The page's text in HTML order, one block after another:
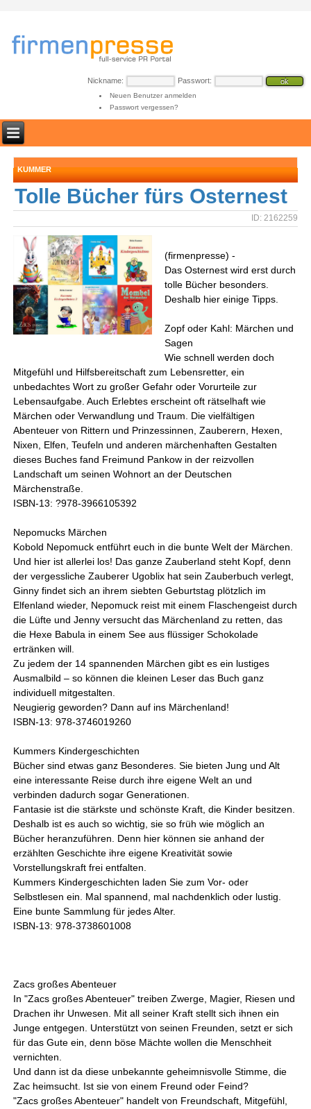
Nickname: Passwort:
Neuen Benutzer anmelden
Passwort vergessen?
KUMMER
Tolle Bücher fürs Osternest
ID: 2162259
(firmenpresse) -
Das Osternest wird erst durch
tolle Bücher besonders.
Deshalb hier einige Tipps.
Zopf oder Kahl: Märchen und
Sagen
Wie schnell werden doch
Mitgefühl und Hilfsbereitschaft zum Lebensretter, ein
unbedachtes Wort zu großer Gefahr oder Vorurteile zur
Lebensaufgabe. Auch Erlebtes erscheint oft rätselhaft wie
Märchen oder Verwandlung und Traum. Die vielfältigen
Abenteuer von Rittern und Prinzessinnen, Zauberern, Hexen,
Nixen, Elfen, Teufeln und anderen märchenhaften Gestalten
dieses Buches fand Freimund Pankow in der reizvollen
Landschaft um seinen Wohnort an der Deutschen
Märchenstraße.
ISBN-13: ?978-3966105392
Nepomucks Märchen
Kobold Nepomuck entführt euch in die bunte Welt der Märchen.
Und hier ist allerlei los! Das ganze Zauberland steht Kopf, denn
der vergessliche Zauberer Ugoblix hat sein Zauberbuch verlegt,
Ginny findet sich an ihrem siebten Geburtstag plötzlich im
Elfenland wieder, Nepomuck reist mit einem Flaschengeist durch
die Lüfte und Jenny versucht das Märchenland zu retten, das
die Hexe Babula in einem See aus flüssiger Schokolade
ertränken will.
Zu jedem der 14 spannenden Märchen gibt es ein lustiges
Ausmalbild – so können die kleinen Leser das Buch ganz
individuell mitgestalten.
Neugierig geworden? Dann auf ins Märchenland!
ISBN-13: 978-3746019260
Kummers Kindergeschichten
Bücher sind etwas ganz Besonderes. Sie bieten Jung und Alt
eine interessante Reise durch ihre eigene Welt an und
verbinden dadurch sogar Generationen.
Fantasie ist die stärkste und schönste Kraft, die Kinder besitzen.
Deshalb ist es auch so wichtig, sie so früh wie möglich an
Bücher heranzuführen. Denn hier können sie anhand der
erzählten Geschichte ihre eigene Kreativität sowie
Vorstellungskraft frei entfalten.
Kummers Kindergeschichten laden Sie zum Vor- oder
Selbstlesen ein. Mal spannend, mal nachdenklich oder lustig.
Eine bunte Sammlung für jedes Alter.
ISBN-13: 978-3738601008
Zacs großes Abenteuer
In "Zacs großes Abenteuer" treiben Zwerge, Magier, Riesen und
Drachen ihr Unwesen. Mit all seiner Kraft stellt sich ihnen ein
Junge entgegen. Unterstützt von seinen Freunden, setzt er sich
für das Gute ein, denn böse Mächte wollen die Menschheit
vernichten.
Und dann ist da diese unbekannte geheimnisvolle Stimme, die
Zac heimsucht. Ist sie von einem Freund oder Feind?
"Zacs großes Abenteuer" handelt von Freundschaft, Mitgefühl,